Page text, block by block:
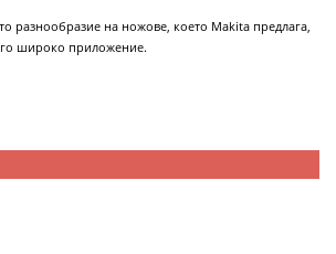
разнообразие на ножове, което Makita предлага,
широко приложение.